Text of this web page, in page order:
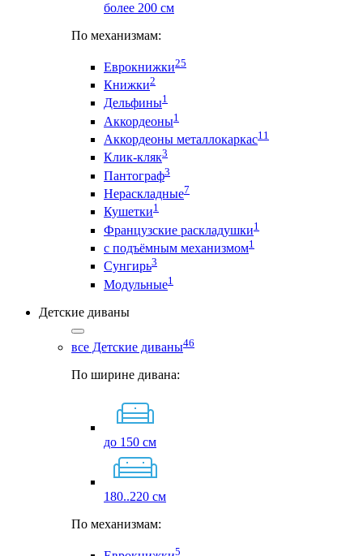
более 200 см
По механизмам:
Еврокнижки25
Книжки2
Дельфины1
Аккордеоны1
Аккордеоны металлокаркас11
Клик-кляк3
Пантограф3
Нераскладные7
Кушетки1
Французские раскладушки1
с подъёмным механизмом1
Сунгирь3
Модульные1
Детские диваны
все Детские диваны46
По ширине дивана:
до 150 см
180..220 см
По механизмам:
5